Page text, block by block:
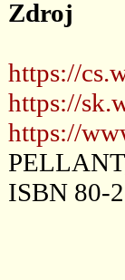
Zdroj
https://
https://
https://
ISBN 80-